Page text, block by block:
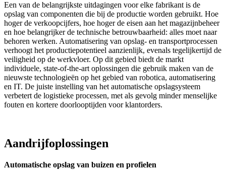
Een van de belangrijkste uitdagingen voor elke fabrikant is de
opslag van componenten die bij de productie worden gebruikt. Hoe
hoger de verkoopcijfers, hoe hoger de eisen aan het magazijnbeheer
en hoe belangrijker de technische betrouwbaarheid: alles moet naar
behoren werken. Automatisering van opslag- en transportprocessen
verhoogt het productiepotentieel aanzienlijk, evenals tegelijkertijd de
veiligheid op de werkvloer. Op dit gebied biedt de markt
individuele, state-of-the-art oplossingen die gebruik maken van de
nieuwste technologieën op het gebied van robotica, automatisering
en IT. De juiste instelling van het automatische opslagsysteem
verbetert de logistieke processen, met als gevolg minder menselijke
fouten en kortere doorlooptijden voor klantorders.
Aandrijfoplossingen
Automatische opslag van buizen en profielen